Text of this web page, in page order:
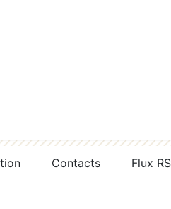
Contacts Flux